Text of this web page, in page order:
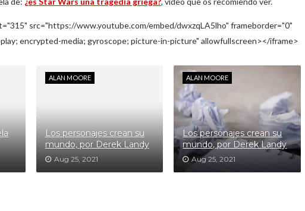
src="https://www.youtube.com/embed/dwxzqLA5lho" frameborder="0"
encrypted-media; gyroscope; picture-in-picture" allowfullscreen></iframe>
ALAN MOORE
Los personajes crean su
mundo, por Derek Landy
Aug 25, 2021
ALAN MOORE
Los personajes crean su
mundo, por Derek Landy
Aug 25, 2021